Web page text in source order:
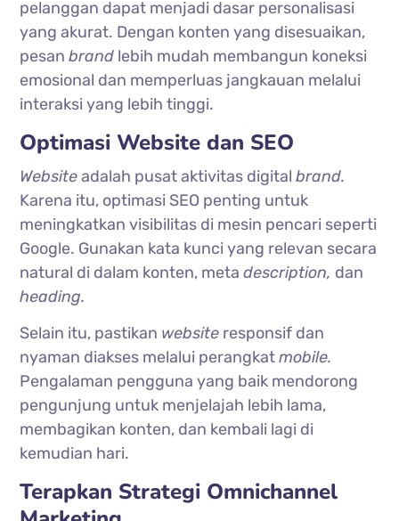
pelanggan dapat menjadi dasar personalisasi
yang akurat. Dengan konten yang disesuaikan,
pesanbrand lebih mudah membangun koneksi
emosional dan memperluas jangkauan melalui
interaksi yang lebih tinggi.
Optimasi Website dan SEO
Websiteadalah pusat aktivitas digitalbrand.
Karena itu, optimasi SEO penting untuk
meningkatkan visibilitas di mesin pencari seperti
Google. Gunakan kata kunci yang relevan secara
natural di dalam konten, metadescription, dan
heading.
Selain itu, pastikan website responsif dan
nyaman diakses melalui perangkatmobile.
Pengalaman pengguna yang baik mendorong
pengunjung untuk menjelajah lebih lama,
membagikan konten, dan kembali lagi di
kemudian hari.
Terapkan Strategi Omnichannel